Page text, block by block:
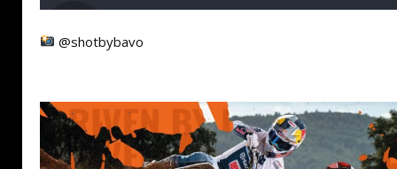
@shotbybavo